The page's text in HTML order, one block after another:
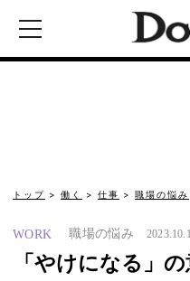
トップ 働く 仕事 職場の悩み
WORK 職場の悩み
「やけになる」